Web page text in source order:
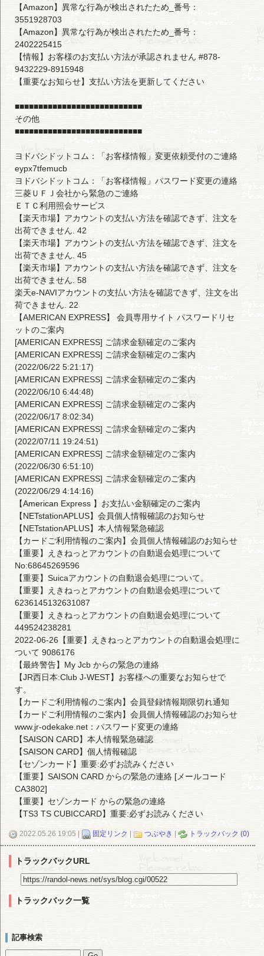
【Amazon】異常な行為が検出されたため_番号：
3551928703
【Amazon】異常な行為が検出されたため_番号：
2402225415
【情報】お客様のお支払い方法が承認されません #878-
9432229-8915948
【重要なお知らせ】支払い方法を更新してください
■■■■■■■■■■■■■■■■■■■■■■■■■■■
その他
■■■■■■■■■■■■■■■■■■■■■■■■■■■
ヨドバシドットコム：「お客様情報」変更依頼受付のご連絡
eypx7tfemucb
ヨドバシドットコム：「お客様情報」パスワード変更の連絡
三菱ＵＦＪ会社から緊急のご連絡
ＥＴＣ利用照会サービス
【楽天市場】アカウントの支払い方法を確認できず、注文を
出荷できません. 42
【楽天市場】アカウントの支払い方法を確認できず、注文を
出荷できません. 45
【楽天市場】アカウントの支払い方法を確認できず、注文を
出荷できません. 58
楽天e-NAVIアカウントの支払い方法を確認できず、注文を出
荷できません. 22
【AMERICAN EXPRESS】 会員専用サイト パスワードリセ
ットのご案内
[AMERICAN EXPRESS] ご請求金額確定のご案内
[AMERICAN EXPRESS] ご請求金額確定のご案内
(2022/06/22 5:21:17)
[AMERICAN EXPRESS] ご請求金額確定のご案内
(2022/06/10 6:44:48)
[AMERICAN EXPRESS] ご請求金額確定のご案内
(2022/06/17 8:02:34)
[AMERICAN EXPRESS] ご請求金額確定のご案内
(2022/07/11 19:24:51)
[AMERICAN EXPRESS] ご請求金額確定のご案内
(2022/06/30 6:51:10)
[AMERICAN EXPRESS] ご請求金額確定のご案内
(2022/06/29 4:14:16)
【American Express 】お支払い金額確定のご案内
【NETstationAPLUS】会員個人情報確認のお知らせ
【NETstationAPLUS】本人情報緊急確認
【カードご利用情報のご案内】会員個人情報確認のお知らせ
【重要】えきねっとアカウントの自動退会処理について
No:68645269596
【重要】Suicaアカウントの自動退会処理について。
【重要】えきねっとアカウントの自動退会処理について
6236145132631087
【重要】えきねっとアカウントの自動退会処理について
449524238281
2022-06-26【重要】えきねっとアカウントの自動退会処理に
ついて 9086176
【最終警告】My Jcb からの緊急の連絡
【JR西日本:Club J-WEST】お客様への重要なお知らせで
す。
【カードご利用情報のご案内】会員登録情報期限切れ通知
【カードご利用情報のご案内】会員個人情報確認のお知らせ
www.jr-odekake.net：パスワード変更の連絡
【SAISON CARD】本人情報緊急確認
【SAISON CARD】個人情報確認
【セゾンカード】重要:必ずお読みください
【重要】SAISON CARD からの緊急の連絡 [メールコード
CA3802]
【重要】セゾンカード からの緊急の連絡
【TS3 TS CUBICCARD】重要:必ずお読みください
2022.05.26 19:05 | 固定リンク つぶやき | トラックバック (0)
トラックバックURL
トラックバック一覧
記事検索